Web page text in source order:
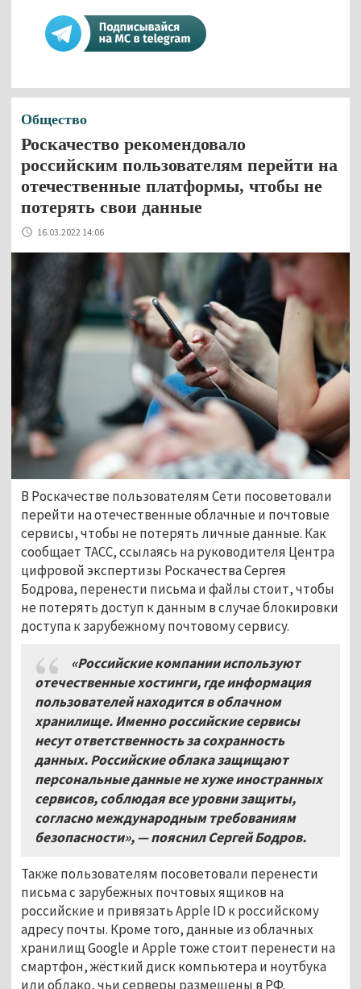
Общество
​​​​​​​Роскачество рекомендовало
российским пользователям перейти на
отечественные платформы, чтобы не
потерять свои данные
16.03.2022 14:06
В Роскачестве пользователям Сети посоветовали
перейти на отечественные облачные и почтовые
сервисы, чтобы не потерять личные данные. Как
сообщает ТАСС, ссылаясь на руководителя Центра
цифровой экспертизы Роскачества Сергея
Бодрова, перенести письма и файлы стоит, чтобы
не потерять доступ к данным в случае блокировки
доступа к зарубежному почтовому сервису.
«Российские компании используют
отечественные хостинги, где информация
пользователей находится в облачном
хранилище. Именно российские сервисы
несут ответственность за сохранность
данных. Российские облака защищают
персональные данные не хуже иностранных
сервисов, соблюдая все уровни защиты,
согласно международным требованиям
безопасности», — пояснил Сергей Бодров.
Также пользователям посоветовали перенести
письма с зарубежных почтовых ящиков на
российские и привязать Apple ID к российскому
адресу почты. Кроме того, данные из облачных
хранилищ Google и Apple тоже стоит перенести на
смартфон, жёсткий диск компьютера и ноутбука
или облако, чьи серверы размещены в РФ.